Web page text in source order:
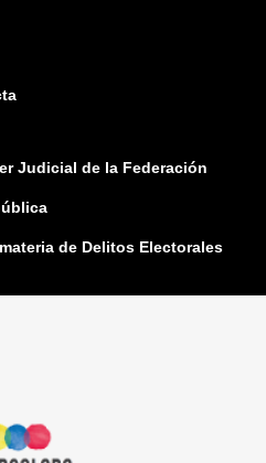
Judicial de la Federación
de Delitos Electorales